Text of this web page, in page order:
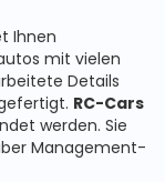
Ihnen
mit vielen
Details
RC-Cars
werden. Sie
Management-